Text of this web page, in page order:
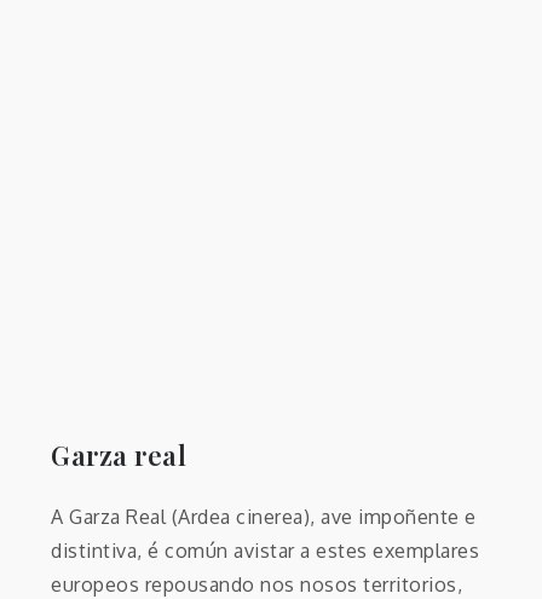
Garza real
A Garza Real (Ardea cinerea), ave impoñente e
distintiva, é común avistar a estes exemplares
europeos repousando nos nosos territorios,